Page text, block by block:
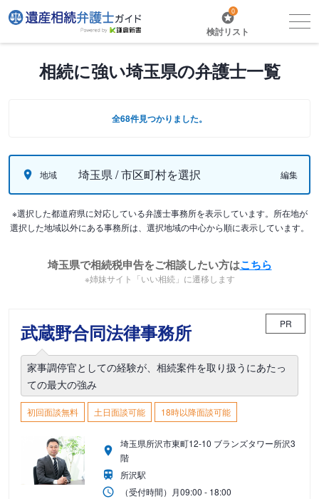
0
検討リスト
相続に強い埼玉県の弁護士一覧
全68件見つかりました。
地域 埼玉県 / 市区町村を選択 編集
※選択した都道府県に対応している弁護士事務所を表示しています。所在地が
選択した地域以外にある事務所は、選択地域の中心から順に表示しています。
埼玉県で相続税申告をご相談したい方はこちら
※姉妹サイト「いい相続」に遷移します
武蔵野合同法律事務所 PR
家事調停官としての経験が、相続案件を取り扱うにあたっ
ての最大の強み
初回面談無料 土日面談可能 18時以降面談可能
埼玉県所沢市東町12-10 ブランズタワー所沢3
階
所沢駅
（受付時間） 月09:00 - 18:00